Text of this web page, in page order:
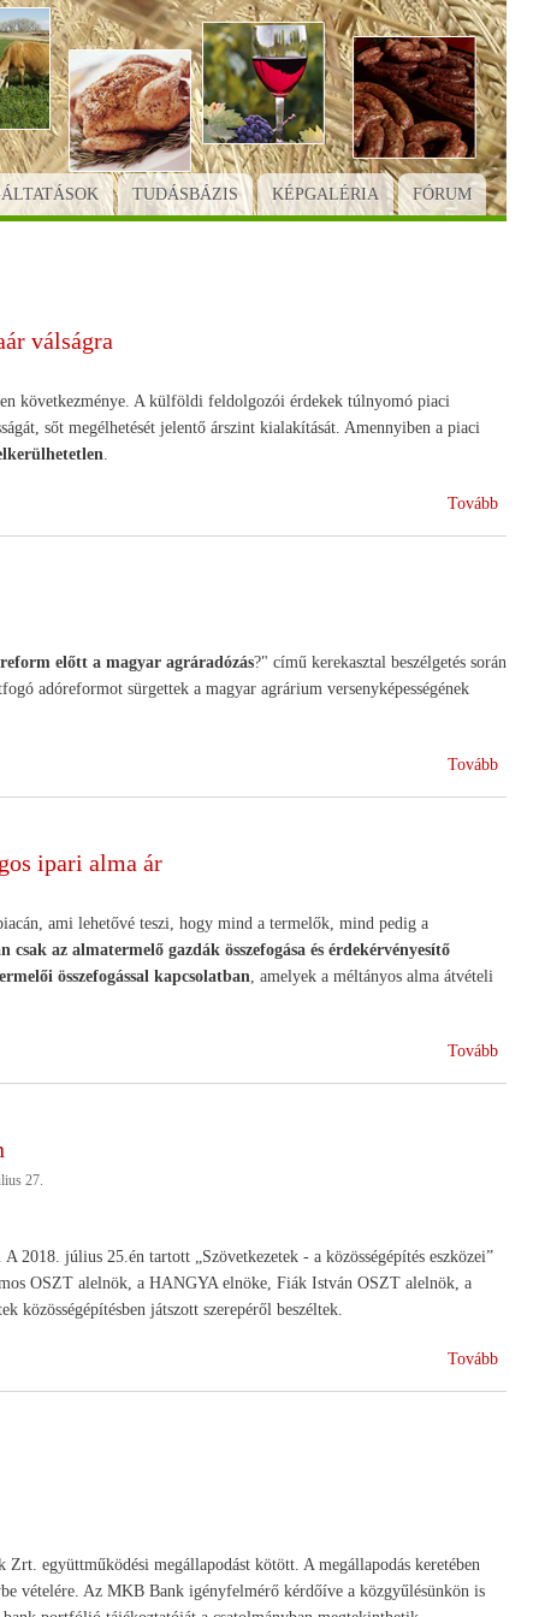
TUDÁSBÁZIS KÉPGALÉRIA FÓRUM
válságra
következménye. A külföldi feldolgozói érdekek túlnyomó piaci
sőt megélhetését jelentő árszint kialakítását. Amennyiben a piaci
Tovább
az
előtt a magyar agráradózás?" című kerekasztal beszélgetés során
adóreformot sürgettek a magyar agrárium versenyképességének
Tovább
ipari alma ár
ami lehetővé teszi, hogy mind a termelők, mind pedig a
csak az almatermelő gazdák összefogása és érdekérvényesítő
összefogással kapcsolatban , amelyek a méltányos alma átvételi
Tovább
27.
2018. július 25.én tartott „Szövetkezetek - a közösségépítés eszközei”
OSZT alelnök, a HANGYA elnöke, Fiák István OSZT alelnök, a
közösségépítésben játszott szerepéről beszéltek.
Tovább
együttműködési megállapodást kötött. A megállapodás keretében
vételére. Az MKB Bank igényfelmérő kérdőíve a közgyűlésünkön is